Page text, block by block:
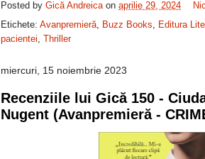
Posted by Gică Andreica on aprilie 29, 2024
Etichete: Avanpremieră, Buzz Books, Editura
pacientei, Thriller
miercuri, 15 noiembrie 2023
Recenziile lui Gică 150 -
Nugent (Avanpremieră -